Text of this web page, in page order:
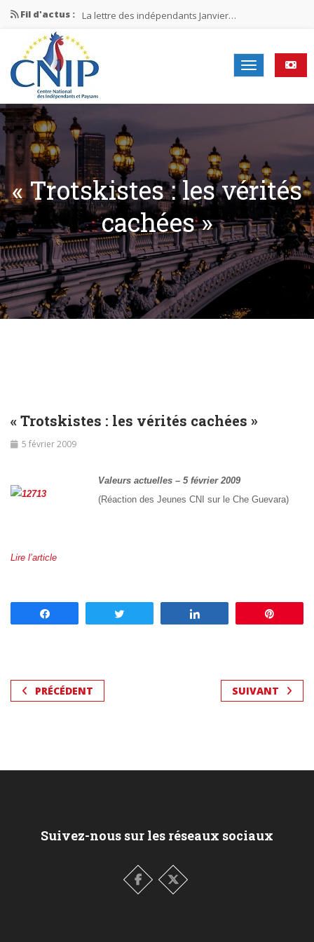
Fil d'actus : La lettre des indépendants Janvier…
La lettre des indépendants Novembre…
La lettre des indépendants Juin…
Mission nationale ÉLECTIONS MUNICIPALES 2026
La lettre des indépendants N°2-2026
« Trotskistes : les vérités
cachées »
« Trotskistes : les vérités cachées »
5 février 2009
Valeurs actuelles – 5 février 2009
(Réaction des Jeunes CNI sur le Che Guevara)
Lire l’article
PRÉCÉDENT SUIVANT
Suivez-nous sur les réseaux sociaux